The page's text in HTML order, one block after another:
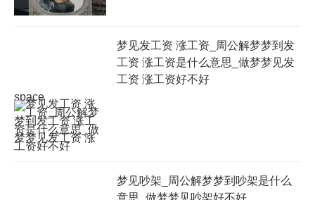
space
梦见发工资 涨工资_周公解梦梦到发
工资 涨工资是什么意思_做梦梦见发
工资 涨工资好不好
梦见吵架_周公解梦梦到吵架是什么
意思_做梦梦见吵架好不好